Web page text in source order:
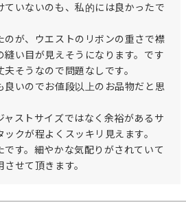
ていないのも、私的には良かったで
のが、ウエストのリボンの重さで襟
縫い目が見えそうになります。です
そうなので問題なしです。
良いのでお値段以上のお品物だと思
ストサイズではなく余裕があるサ
クが程よくスッキリ見えます。
です。細やかな気配りがされていて
せて頂きます。